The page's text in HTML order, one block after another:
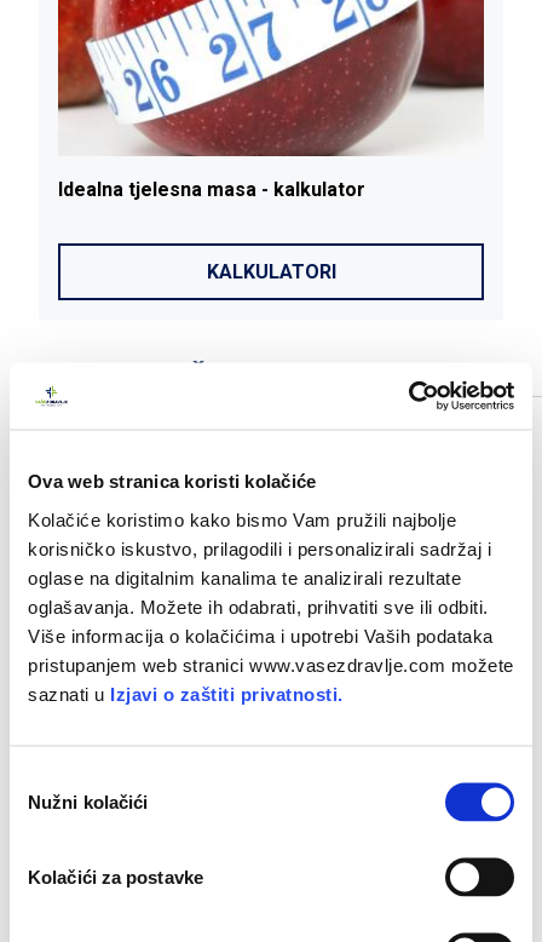
Ova web stranica koristi kolačiće
Kolačiće koristimo kako bismo Vam pružili najbolje
korisničko iskustvo, prilagodili i personalizirali sadržaj i
oglase na digitalnim kanalima te analizirali rezultate
oglašavanja. Možete ih odabrati, prihvatiti sve ili odbiti.
Više informacija o kolačićima i upotrebi Vaših podataka
pristupanjem web stranici www.vasezdravlje.com možete
saznati u Izjavi o zaštiti privatnosti.
Nužni kolačići
Kolačići za postavke
Idealna tjelesna masa - kalkulator
KALKULATORI
POVEZANI ČLANCI